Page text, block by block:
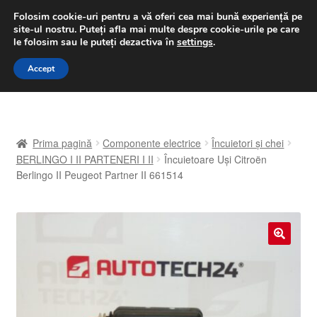
LIVRARE de la 33 lei
luni-vineri 9 a.m. - 4 p.m.031 229 6816
Sari
Sari
A lua legatura
Despre noi
Prima pagină Componente electrice
Încuietori și chei
BERLINGO I II PARTENERI I II
Încuietoare Uşi Citroën
Berlingo II Peugeot Partner II 661514
Folosim cookie-uri pentru a vă oferi cea mai bună experiență pe
site-ul nostru. Puteți afla mai multe despre cookie-urile pe care
le folosim sau le puteți dezactiva în settings.
Accept